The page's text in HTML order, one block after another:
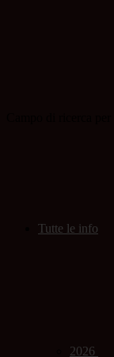
Tutte le info
2026